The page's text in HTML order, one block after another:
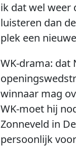
ik dat wel weer
luisteren dan
plek een
WK-drama: dat
winnaar mag
WK-moet hij
Zonneveld in
persoonlijk